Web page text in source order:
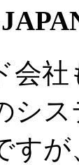
会
シ
す